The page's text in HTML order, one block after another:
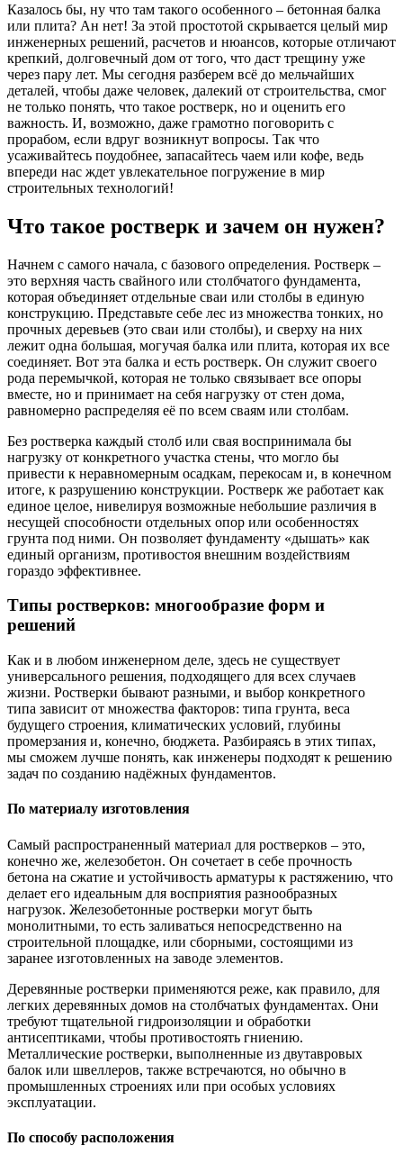
Казалось бы, ну что там такого особенного – бетонная балка
или плита? Ан нет! За этой простотой скрывается целый мир
инженерных решений, расчетов и нюансов, которые отличают
крепкий, долговечный дом от того, что даст трещину уже
через пару лет. Мы сегодня разберем всё до мельчайших
деталей, чтобы даже человек, далекий от строительства, смог
не только понять, что такое ростверк, но и оценить его
важность. И, возможно, даже грамотно поговорить с
прорабом, если вдруг возникнут вопросы. Так что
усаживайтесь поудобнее, запасайтесь чаем или кофе, ведь
впереди нас ждет увлекательное погружение в мир
строительных технологий!
Что такое ростверк и зачем он нужен?
Начнем с самого начала, с базового определения. Ростверк –
это верхняя часть свайного или столбчатого фундамента,
которая объединяет отдельные сваи или столбы в единую
конструкцию. Представьте себе лес из множества тонких, но
прочных деревьев (это сваи или столбы), и сверху на них
лежит одна большая, могучая балка или плита, которая их все
соединяет. Вот эта балка и есть ростверк. Он служит своего
рода перемычкой, которая не только связывает все опоры
вместе, но и принимает на себя нагрузку от стен дома,
равномерно распределяя её по всем сваям или столбам.
Без ростверка каждый столб или свая воспринимала бы
нагрузку от конкретного участка стены, что могло бы
привести к неравномерным осадкам, перекосам и, в конечном
итоге, к разрушению конструкции. Ростверк же работает как
единое целое, нивелируя возможные небольшие различия в
несущей способности отдельных опор или особенностях
грунта под ними. Он позволяет фундаменту «дышать» как
единый организм, противостоя внешним воздействиям
гораздо эффективнее.
Типы ростверков: многообразие форм и
решений
Как и в любом инженерном деле, здесь не существует
универсального решения, подходящего для всех случаев
жизни. Ростверки бывают разными, и выбор конкретного
типа зависит от множества факторов: типа грунта, веса
будущего строения, климатических условий, глубины
промерзания и, конечно, бюджета. Разбираясь в этих типах,
мы сможем лучше понять, как инженеры подходят к решению
задач по созданию надёжных фундаментов.
По материалу изготовления
Самый распространенный материал для ростверков – это,
конечно же, железобетон. Он сочетает в себе прочность
бетона на сжатие и устойчивость арматуры к растяжению, что
делает его идеальным для восприятия разнообразных
нагрузок. Железобетонные ростверки могут быть
монолитными, то есть заливаться непосредственно на
строительной площадке, или сборными, состоящими из
заранее изготовленных на заводе элементов.
Деревянные ростверки применяются реже, как правило, для
легких деревянных домов на столбчатых фундаментах. Они
требуют тщательной гидроизоляции и обработки
антисептиками, чтобы противостоять гниению.
Металлические ростверки, выполненные из двутавровых
балок или швеллеров, также встречаются, но обычно в
промышленных строениях или при особых условиях
эксплуатации.
По способу расположения